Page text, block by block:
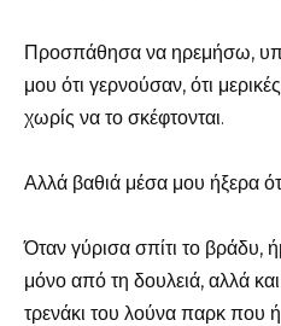
Προσπάθησα να ηρεμήσω,
μου ότι γερνούσαν, ότι
χωρίς να το σκέφτονται.
Αλλά βαθιά μέσα μου ήξερα
Όταν γύρισα σπίτι το βράδυ,
μόνο από τη δουλειά, αλλά
τρενάκι του λούνα παρκ που